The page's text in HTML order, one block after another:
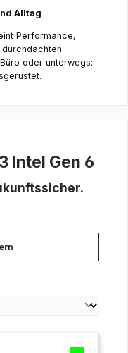
Alltag
Performance,
oder unterwegs:
Intel Gen 6